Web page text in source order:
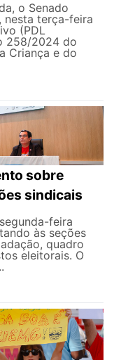
o Senado
nesta terça-feira
(PDL
258/2024 do
Criança e do
sobre
sindicais
feira
às seções
quadro
eleitorais. O